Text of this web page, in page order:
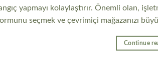
yapmayı kolaylaştırır. Önemli olan,
seçmek ve çevrimiçi mağazanızı
Continue